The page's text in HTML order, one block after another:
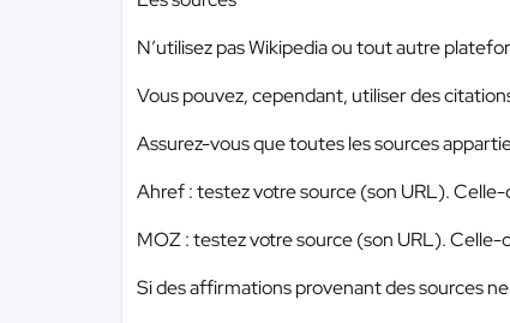
N’utilisez pas Wikipedia ou tout autre
Vous pouvez, cependant, utiliser des
Assurez-vous que toutes les sources
Ahref : testez votre source (son URL).
MOZ : testez votre source (son URL).
Si des affirmations provenant des sources